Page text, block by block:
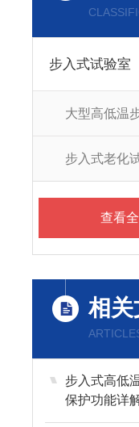
步入式试验室
大型高低温
步入式老化
查看
相关
步入式高低
保护功能详